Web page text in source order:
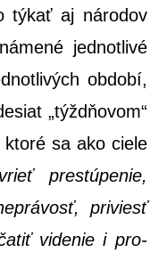
týkať aj náro­dov
jed­not­li­vé
obdo­bí,
„týž­dňo­vom“
sa ako cie­le
pre­stú­pe­nie,
pri­viesť
vide­nie i pro­